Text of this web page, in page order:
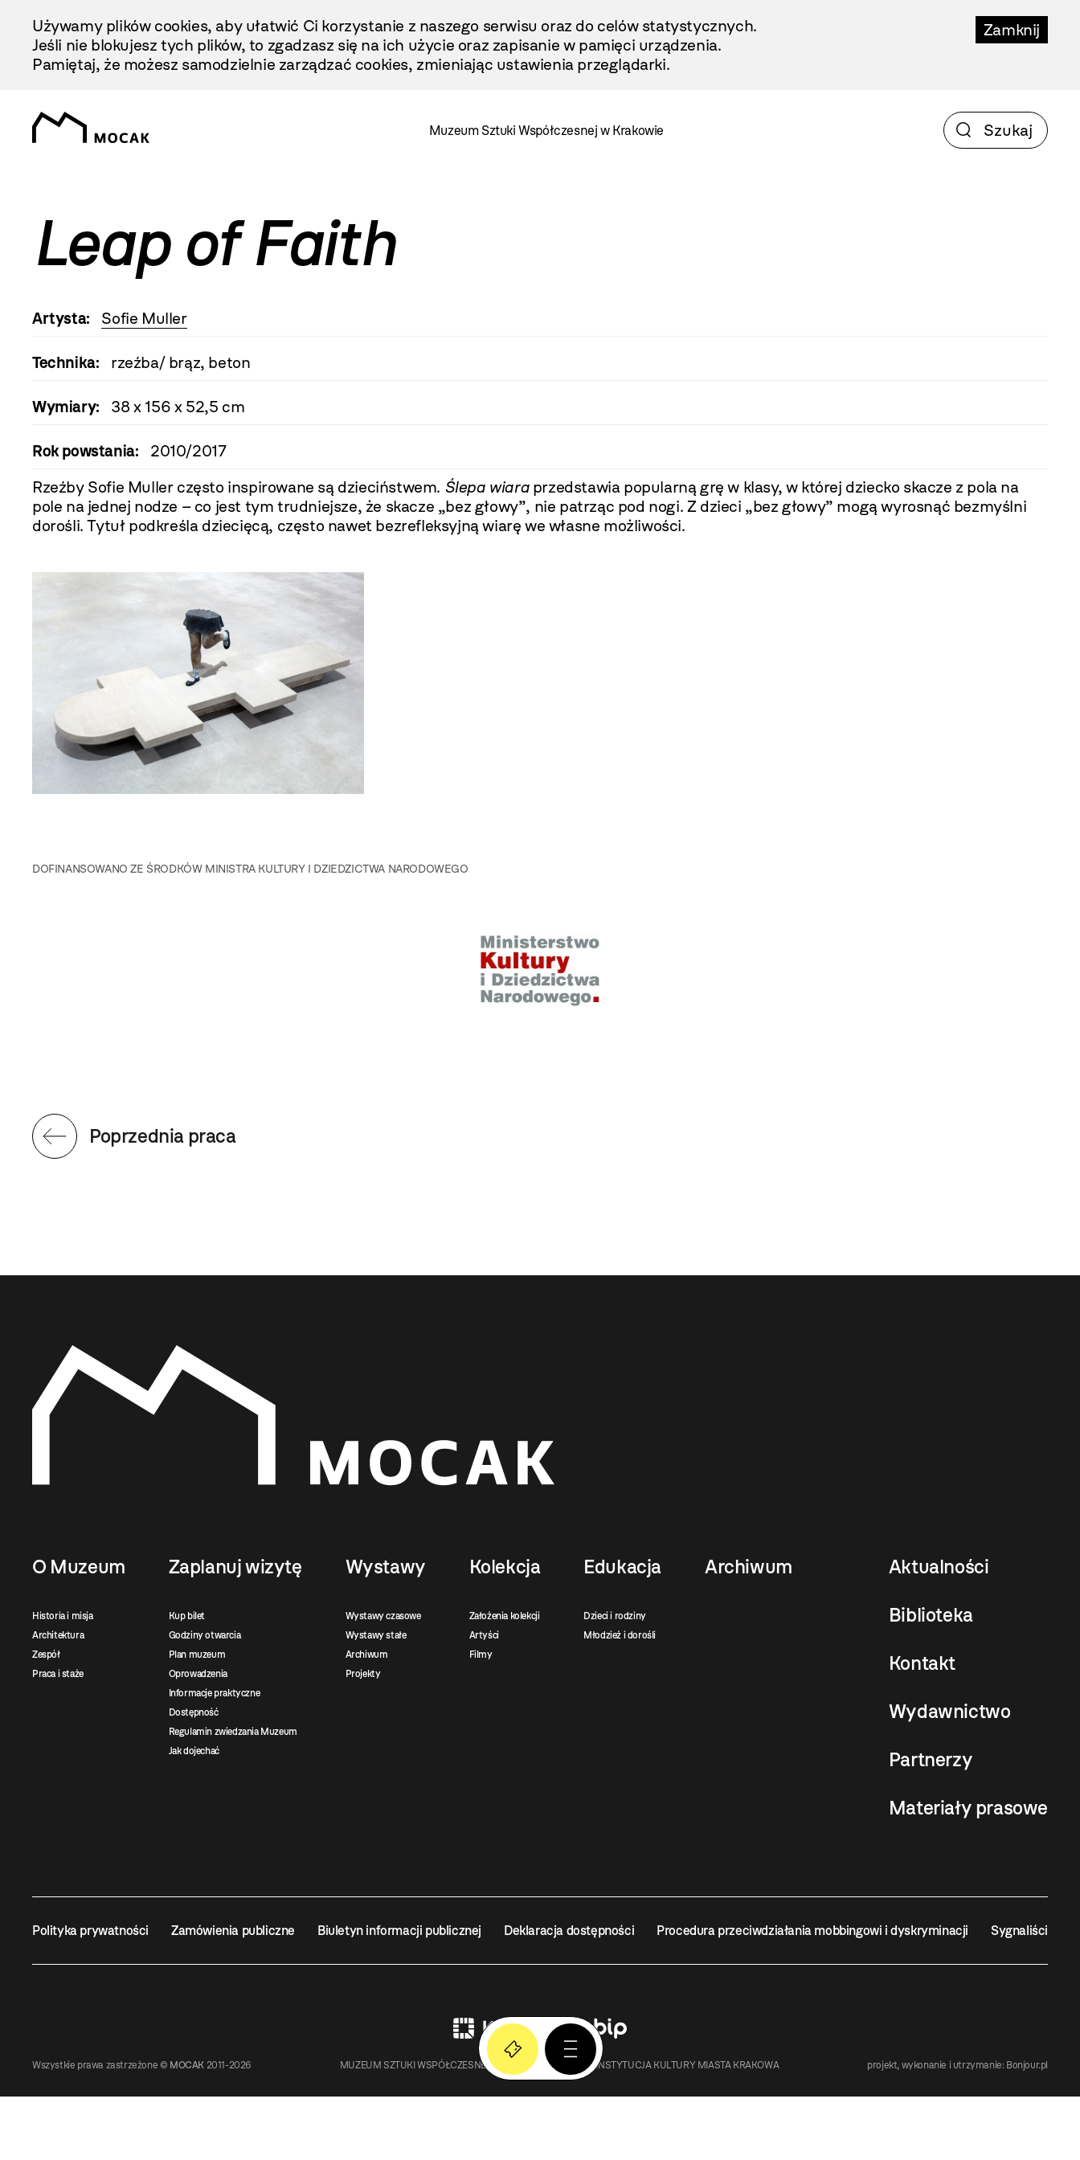
Treści
Zamknij
Używamy plików cookies, aby ułatwić Ci korzystanie z naszego serwisu oraz do celów statystycznych.
Jeśli nie blokujesz tych plików, to zgadzasz się na ich użycie oraz zapisanie w pamięci urządzenia.
Pamiętaj, że możesz samodzielnie zarządzać cookies, zmieniając ustawienia przeglądarki.
Muzeum Sztuki Współczesnej w Krakowie
Leap of Faith
Artysta: Sofie Muller
Technika: rzeźba/ brąz, beton
Wymiary: 38 x 156 x 52,5 cm
Rok powstania:
2010/2017
Rzeźby Sofie Muller często inspirowane są dzieciństwem. Ślepa wiaraprzedstawia popularną grę w klasy, w której dziecko skacze z pola na
pole na jednej nodze – co jest tym trudniejsze, że skacze „bez głowy”, nie patrząc pod nogi. Z dzieci „bez głowy” mogą wyrosnąć bezmyślni
dorośli. Tytuł podkreśla dziecięcą, często nawet bezrefleksyjną wiarę we własne możliwości.
DOFINANSOWANO ZE ŚRODKÓW MINISTRA KULTURY I DZIEDZICTWA NARODOWEGO
Poprzednia praca
O Muzeum
Historia i misja
Architektura
Zespół
Praca i staże
Zaplanuj wizytę
Kup bilet
Godziny otwarcia
Plan muzeum
Oprowadzenia
Informacje praktyczne
Dostępność
Regulamin zwiedzania Muzeum
Jak dojechać
Wystawy
Wystawy czasowe
Wystawy stałe
Archiwum
Projekty
Kolekcja
Założenia kolekcji
Artyści
Filmy
Edukacja
Dzieci i rodziny
Młodzież i dorośli
Archiwum Aktualności
Biblioteka
Kontakt
Wydawnictwo
Partnerzy
Materiały prasowe
Polityka prywatności Zamówienia publiczne Biuletyn informacji publicznej Deklaracja dostępności Procedura przeciwdziałania mobbingowi i dyskryminacji Sygnaliści
Wszystkie prawa zastrzeżone © MOCAK 2011-2026 MUZEUM SZTUKI WSPÓŁCZESNEJ W KRAKOWIE MOCAK – INSTYTUCJA KULTURY MIASTA KRAKOWA projekt, wykonanie i utrzymanie: Bonjour.pl